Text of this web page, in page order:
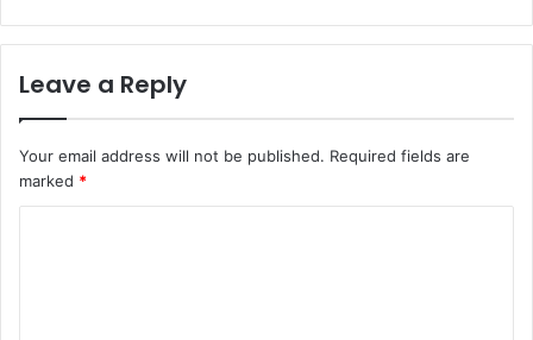
Leave a Reply
Your email address will not be published. Required fields are
marked *